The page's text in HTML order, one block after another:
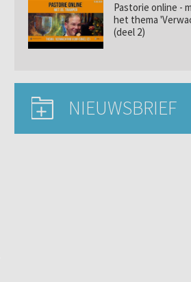
Pastorie online -
het thema
(deel 2)
NIEUWSBRIEF